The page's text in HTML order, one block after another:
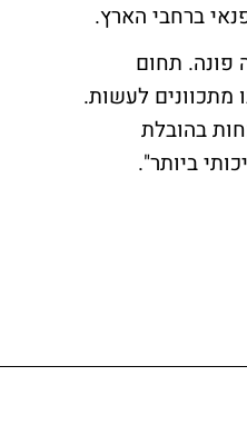
ברחבי הארץ.
פונה. תחום
מתכוונים לעשות.
בהובלת